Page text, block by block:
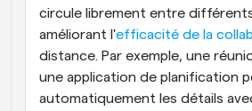
circule librement entre
améliorant l'efficacité de la
distance. Par exemple, une
une application de planification
automatiquement les détails